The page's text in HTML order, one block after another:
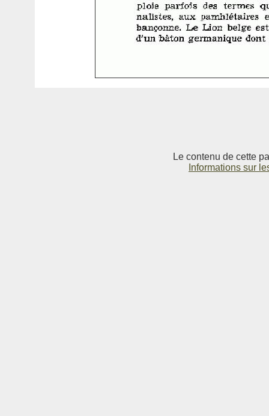
Le contenu de cette
Informations sur